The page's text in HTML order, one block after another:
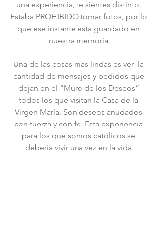
una experiencia, te sientes distinto.
Estaba PROHIBIDO tomar fotos, por lo
que ese instante esta guardado en
nuestra memoria.
Una de las cosas mas lindas es ver  la
cantidad de mensajes y pedidos que
dejan en el “Muro de los Deseos”
todos los que visitan la Casa de la
Virgen María. Son deseos anudados
con fuerza y con fé. Esta experiencia
para los que somos católicos se
debería vivir una vez en la vida.